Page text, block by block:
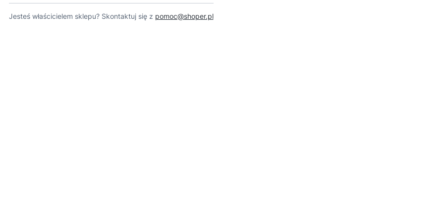
Jesteś właścicielem sklepu? Skontaktuj się z pomoc@shoper.pl